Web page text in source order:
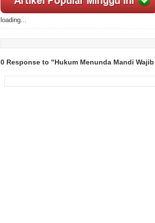
loading...
0 Response to "Hukum Menunda Mandi